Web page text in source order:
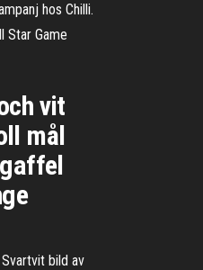
hos Chilli.
Star Game
vit
mål
bild av